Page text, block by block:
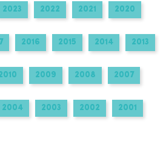
2023 2022 2021 2020
2016 2015 2014 2013
2009 2008 2007
2004 2003 2002 2001